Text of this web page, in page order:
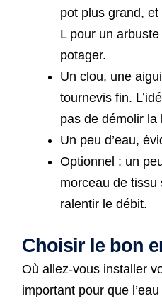
pot plus grand,
L pour un
potager.
Un clou, une
tournevis fin.
pas de démolir la
Un peu d’eau,
Optionnel : un
morceau de tissu
ralentir le débit.
Choisir le bon
Où allez-vous installer
important pour que